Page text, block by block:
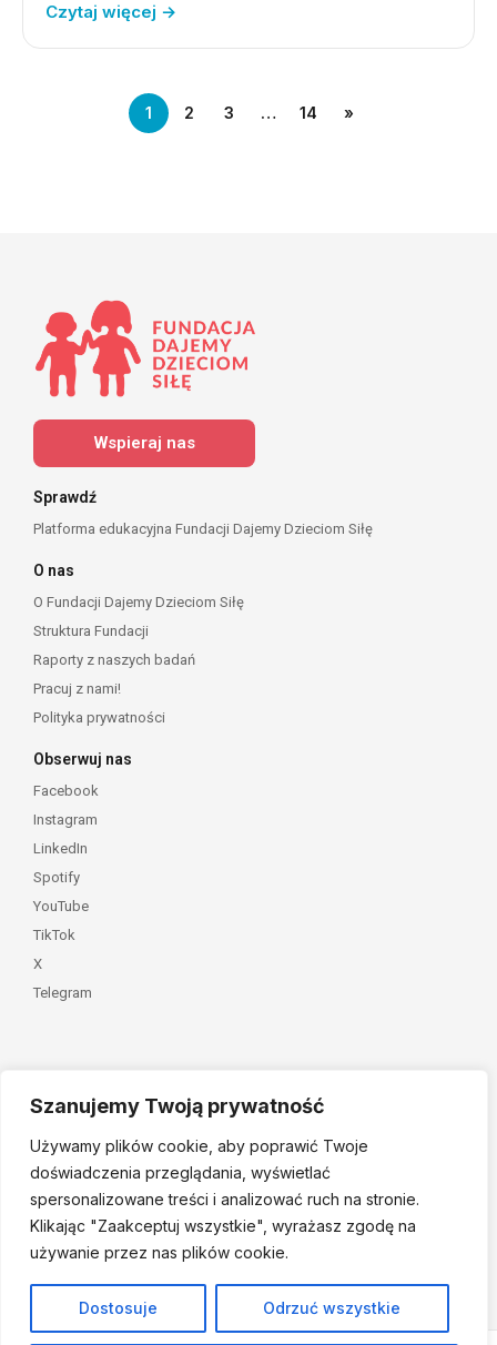
Szanujemy Twoją prywatność
Używamy plików cookie, aby poprawić Twoje
doświadczenia przeglądania, wyświetlać
spersonalizowane treści i analizować ruch na stronie.
Klikając "Zaakceptuj wszystkie", wyrażasz zgodę na
używanie przez nas plików cookie.
Dostosuje Odrzuć wszystkie
Czytaj więcej →
1 2 3 … 14 »
Wspieraj nas
Sprawdź
Platforma edukacyjna Fundacji Dajemy Dzieciom Siłę
O nas
O Fundacji Dajemy Dzieciom Siłę
Struktura Fundacji
Raporty z naszych badań
Pracuj z nami!
Polityka prywatności
Obserwuj nas
Facebook
Instagram
LinkedIn
Spotify
YouTube
TikTok
X
Telegram
Należymy do
© 2026 Fundacja Dajemy Dzieciom Siłę • Projekt:nordmind.pl